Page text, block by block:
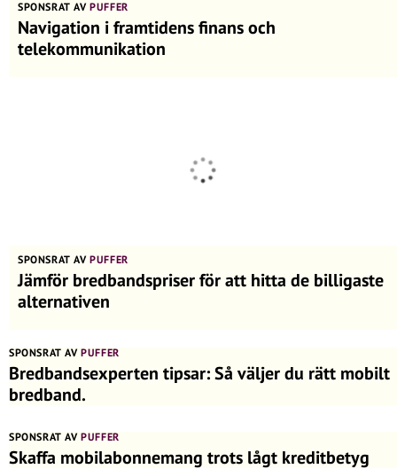
SPONSRAT AVPUFFER
Navigation i framtidens finans och
telekommunikation
SPONSRAT AVPUFFER
Jämför bredbandspriser för att hitta de billigaste
alternativen
SPONSRAT AVPUFFER
Bredbandsexperten tipsar: Så väljer du rätt mobilt
bredband.
SPONSRAT AVPUFFER
Skaffa mobilabonnemang trots lågt kreditbetyg